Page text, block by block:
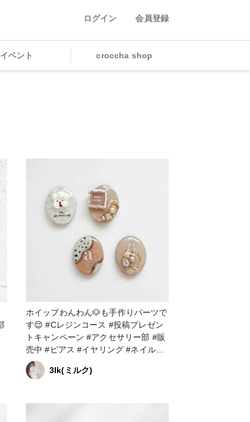
ログイン 会員登録
イベント croccha shop
ホイップわんわん🐶も手作りパーツで
す😌 #Cレジンコース #投稿プレゼン
トキャンペーン #アクセサリー部 #販
売中 #ピアス #イヤリング #ネイルア
クセサリー
3lk(ミルク)